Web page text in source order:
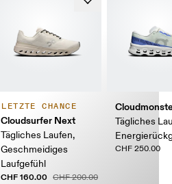
LETZTE CHANCE
Cloudsurfer Next
Tägliches Laufen,
Geschmeidiges
Laufgefühl
CHF 160.00 CHF 200.00
Tägliches
CHF 250.00